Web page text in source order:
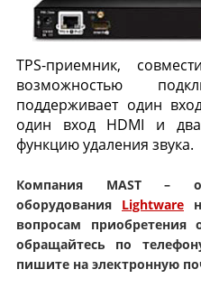
TPS-приемник,
возможностью
поддерживает один
один вход HDMI и
функцию удаления звука.
Компания MAST –
оборудования Lightware
вопросам приобретения
обращайтесь по
пишите на электронную